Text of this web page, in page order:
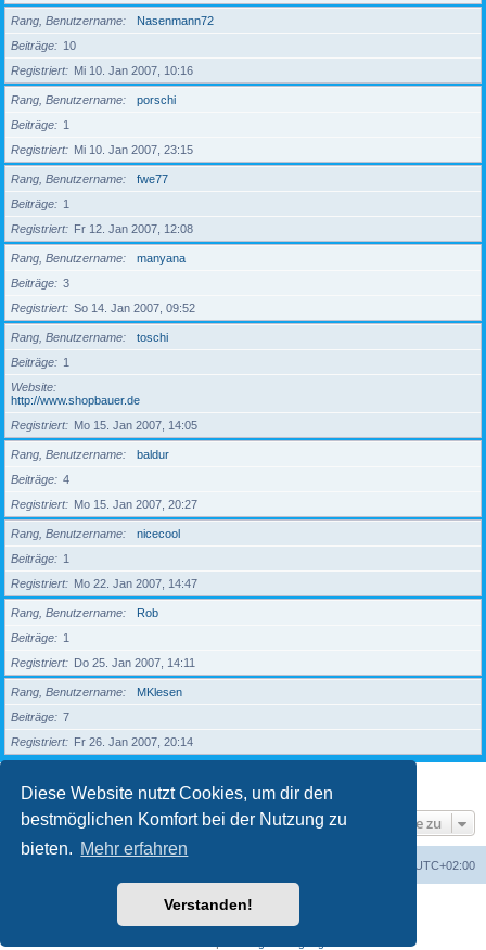
Diese Website nutzt Cookies, um dir den
bestmöglichen Komfort bei der Nutzung zu
bieten. Mehr erfahren
Verstanden!
Rang, Benutzername
Nasenmann72
Beiträge
10
Registriert
Mi 10. Jan 2007, 10:16
Rang, Benutzername
porschi
Beiträge
1
Registriert
Mi 10. Jan 2007, 23:15
Rang, Benutzername
fwe77
Beiträge
1
Registriert
Fr 12. Jan 2007, 12:08
Rang, Benutzername
manyana
Beiträge
3
Registriert
So 14. Jan 2007, 09:52
Rang, Benutzername
toschi
Beiträge
1
Website
http://www.shopbauer.de
Registriert
Mo 15. Jan 2007, 14:05
Rang, Benutzername
baldur
Beiträge
4
Registriert
Mo 15. Jan 2007, 20:27
Rang, Benutzername
nicecool
Beiträge
1
Registriert
Mo 22. Jan 2007, 14:47
Rang, Benutzername
Rob
Beiträge
1
Registriert
Do 25. Jan 2007, 14:11
Rang, Benutzername
MKlesen
Beiträge
7
Registriert
Fr 26. Jan 2007, 20:14
203 Mitglieder 1 2 3 4 5
Gehe zu
UTC+02:00
Powered byphpBB® Forum Software © phpBB Limited
phpBB.de